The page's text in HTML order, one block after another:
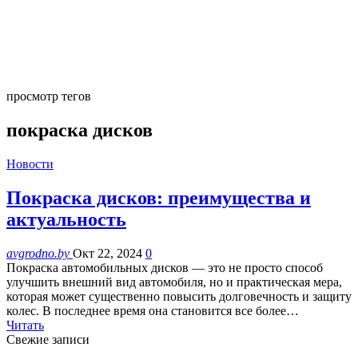
просмотр тегов
покраска дисков
Новости
Покраска дисков: преимущества и
актуальность
avgrodno.by Окт 22, 2024 0
Покраска автомобильных дисков — это не просто способ
улучшить внешний вид автомобиля, но и практическая мера,
которая может существенно повысить долговечность и защиту
колес. В последнее время она становится все более…
Читать
Свежие записи